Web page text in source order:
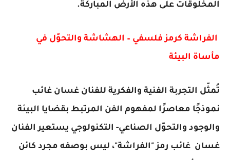
المخلوقات على هذه الأرض المباركة.
الفراشة كرمز فلسفي – الهشاشة والتحوّل في
مأساة البيئة
تُمثّل التجربة الفنية والفكرية للفنان غسان غائب
نموذجًا معاصرًا لمفهوم الفن المرتبط بقضايا البيئة
والوجود والتحوّل الصناعي- التكنولوجي يستعير الفنان
غسان غائب رمز "الفراشة"، ليس بوصفه مجرد كائن